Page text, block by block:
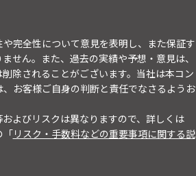
完全性について意見を表明し、また保証す
せん。また、過去の実績や予想・意見は、
除されることがございます。当社は本コン
お客様ご自身の判断と責任でなさるようお
よびリスクは異なりますので、詳しくは
「リスク・手数料などの重要事項に関する説